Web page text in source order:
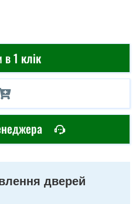
в 1 клік
дверей